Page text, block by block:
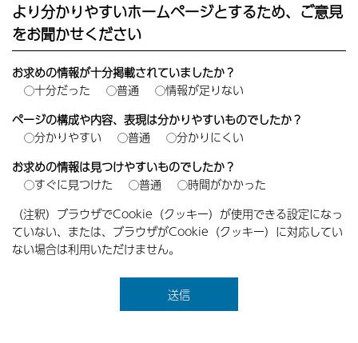
より分かりやすいホームページとするため、ご意見
をお聞かせください
お求めの情報が十分掲載されていましたか？
十分だった
普通
情報が足りない
ページの構成や内容、表現は分かりやすいものでしたか？
分かりやすい
普通
分かりにくい
お求めの情報は見つけやすいものでしたか？
すぐに見つけた
普通
時間がかかった
（注釈）ブラウザでCookie（クッキー）が使用できる設定になっ
ていない、または、ブラウザがCookie（クッキー）に対応してい
ない場合は利用いただけません。